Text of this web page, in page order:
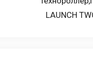
LAUNCH